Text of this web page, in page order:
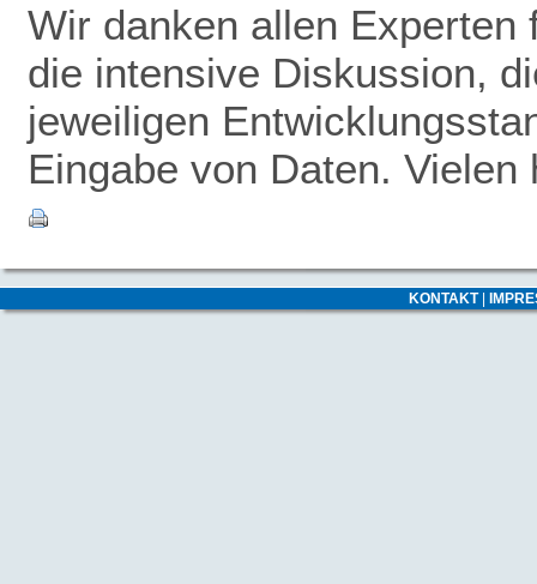
Wir danken allen
die intensive Diskussion,
jeweiligen
Eingabe von Daten.
KONTAKT|